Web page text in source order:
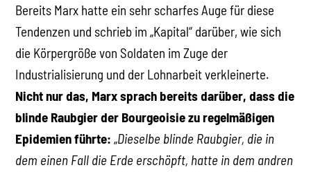
Bereits Marx hatte ein sehr scharfes Auge für diese
Tendenzen und schrieb im „Kapital“ darüber, wie sich
die Körpergröße von Soldaten im Zuge der
Industrialisierung und der Lohnarbeit verkleinerte.
Nicht nur das, Marx sprach bereits darüber, dass die
blinde Raubgier der Bourgeoisie zu regelmäßigen
Epidemien führte: „Dieselbe blinde Raubgier, die in
dem einen Fall die Erde erschöpft, hatte in dem andren